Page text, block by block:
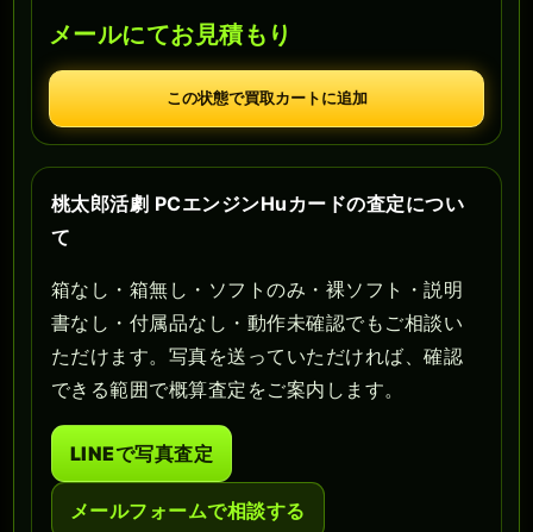
メールにてお見積もり
この状態で買取カートに追加
桃太郎活劇 PCエンジンHuカードの査定につい
て
箱なし・箱無し・ソフトのみ・裸ソフト・説明
書なし・付属品なし・動作未確認でもご相談い
ただけます。写真を送っていただければ、確認
できる範囲で概算査定をご案内します。
LINEで写真査定
メールフォームで相談する